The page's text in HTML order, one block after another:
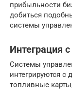
прибыльности
добиться
системы
Интеграция
Системы
интегрируются с
топливные